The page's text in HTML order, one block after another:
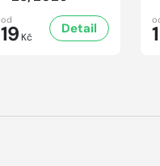
od
19 Kč
Detail